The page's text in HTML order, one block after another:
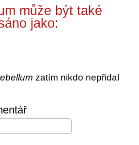
může být také
jako:
zatím nikdo nepřidal